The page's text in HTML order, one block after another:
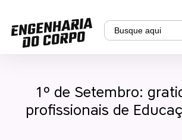
1º de Setembro:
profissionais de